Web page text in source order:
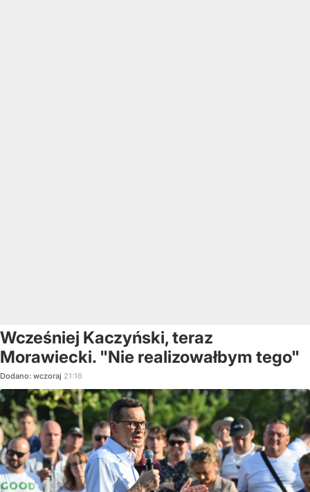
Wcześniej Kaczyński, teraz
Morawiecki. "Nie realizowałbym tego"
Dodano: wczoraj 21:16